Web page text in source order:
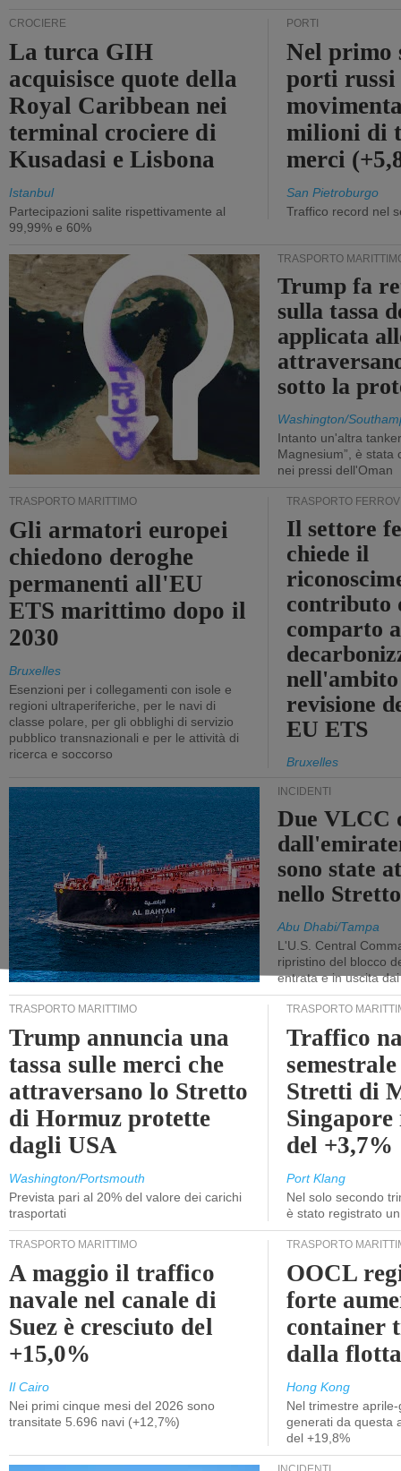
CROCIERE
La turca GIH
acquisisce quote della
Royal Caribbean nei
terminal crociere di
Kusadasi e Lisbona
Istanbul
Partecipazioni salite rispettivamente al
99,99% e 60%
PORTI
Nel primo
porti russi
milioni di
merci
San Pietroburgo
Traffico record nel
TRASPORTO
Trump fa
sulla tassa
applicata
sotto la
Washington/
Intanto un'altra
Magnesium”, è stata
nei pressi dell'Oman
TRASPORTO MARITTIMO
Gli armatori europei
chiedono deroghe
permanenti all'EU
ETS marittimo dopo il
2030
Bruxelles
Esenzioni per i collegamenti con isole e
regioni ultraperiferiche, per le navi di
classe polare, per gli obblighi di servizio
pubblico transnazionali e per le attività di
ricerca e soccorso
TRASPORTO
Il settore
chiede il
contributo
comparto
revisione
EU ETS
Bruxelles
INCIDENTI
Due VLCC
sono state
nello
Abu Dhabi/Tampa
L'U.S. Central
ripristino del blocco
entrata e in uscita
TRASPORTO MARITTIMO
Trump annuncia una
tassa sulle merci che
attraversano lo Stretto
di Hormuz protette
dagli USA
Washington/Portsmouth
Prevista pari al 20% del valore dei carichi
trasportati
TRASPORTO
Traffico
Stretti di
del +3,7%
Port Klang
Nel solo secondo
è stato registrato
TRASPORTO MARITTIMO
A maggio il traffico
navale nel canale di
Suez è cresciuto del
+15,0%
Il Cairo
Nei primi cinque mesi del 2026 sono
transitate 5.696 navi (+12,7%)
TRASPORTO
OOCL
forte
container
dalla
Hong Kong
Nel trimestre
generati da questa
del +19,8%